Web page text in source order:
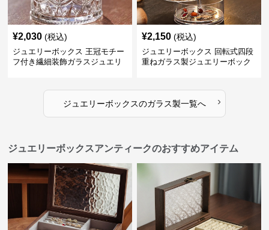
¥2,030 (税込)
ジュエリーボックス 王冠モチー
フ付き繊細装飾ガラスジュエリ
¥2,150 (税込)
ジュエリーボックス 回転式四段
重ねガラス製ジュエリーボック
ジュエリーボックスのガラス製一覧へ ›
ジュエリーボックスアンティークのおすすめアイテム